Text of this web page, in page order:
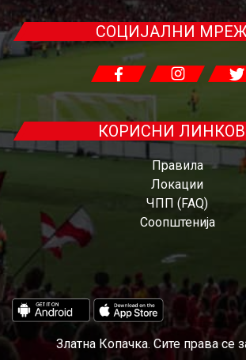
СОЦИЈАЛНИ
КОРИСНИ
Правила
Локации
ЧПП (FAQ)
Соопштенија
Златна Копачка. Сите права се